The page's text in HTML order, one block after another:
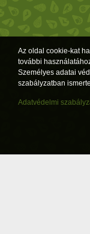
Az oldal cookie-kat
további
Személyes adatai
szabályzatban
Adatvédelmi